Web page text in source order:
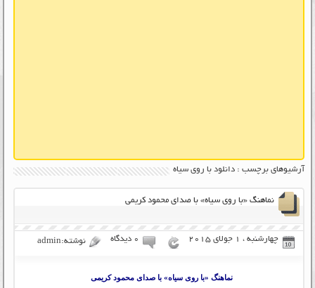
آرشیوهای برچسب : دانلود با روی سیاه
نماهنگ «با روی سیاه» با صدای محمود کریمی
چهارشنبه ، 1 جولای 2015 ۰ دیدگاه نوشته:admin
نماهنگ «با روی سیاه» با صدای محمود کریمی